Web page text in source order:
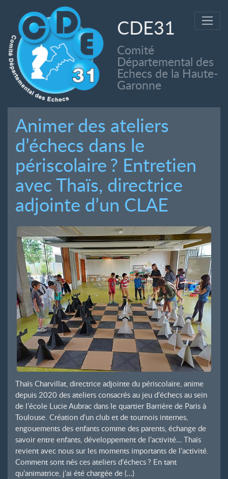
CDE31
Comité
Départemental des
Echecs de la Haute-
Garonne
Animer des ateliers
d’échecs dans le
périscolaire? Entretien
avec Thaïs, directrice
adjointe d’un CLAE
Thaïs Charvillat, directrice adjointe du périscolaire, anime
depuis 2020 des ateliers consacrés au jeu d’échecs au sein
de l’école Lucie Aubrac dans le quartier Barrière de Paris à
Toulouse. Création d’un club et de tournois internes,
engouements des enfants comme des parents, échange de
savoir entre enfants, développement de l’activité… Thaïs
revient avec nous sur les moments importants de l’activité.
Comment sont nés ces ateliers d’échecs ? En tant
qu’animatrice, j’ai été chargée de (…)